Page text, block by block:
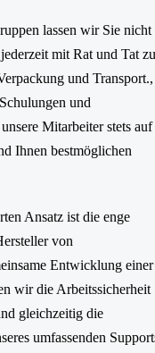
lassen wir Sie nicht
mit Rat und Tat
und Transport.,
und
Mitarbeiter stets auf
Ihnen bestmöglichen
Ansatz ist die enge
von
Entwicklung einer
wir die Arbeitssicherheit
gleichzeitig die
umfassenden